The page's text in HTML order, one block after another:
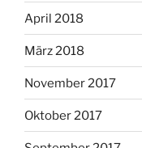
April 2018
März 2018
November 2017
Oktober 2017